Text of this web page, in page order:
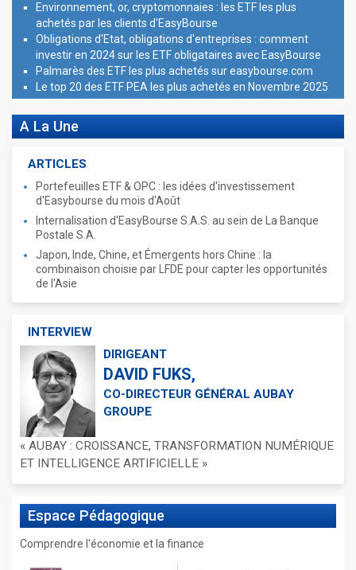
Environnement, or, cryptomonnaies : les ETF les plus
achetés par les clients d'EasyBourse
Obligations d'Etat, obligations d'entreprises : comment
investir en 2024 sur les ETF obligataires avec EasyBourse
Palmarès des ETF les plus achetés sur easybourse.com
Le top 20 des ETF PEA les plus achetés en Novembre 2025
A La Une
ARTICLES
Portefeuilles ETF & OPC : les idées d'investissement
d'Easybourse du mois d'Août
Internalisation d'EasyBourse S.A.S. au sein de La Banque
Postale S.A.
Japon, Inde, Chine, et Émergents hors Chine : la
combinaison choisie par LFDE pour capter les opportunités
de l'Asie
INTERVIEW
DIRIGEANT
DAVID FUKS,
CO-DIRECTEUR GÉNÉRAL AUBAY
GROUPE
« AUBAY : CROISSANCE, TRANSFORMATION NUMÉRIQUE
ET INTELLIGENCE ARTIFICIELLE »
Espace Pédagogique
Comprendre l'économie et la finance